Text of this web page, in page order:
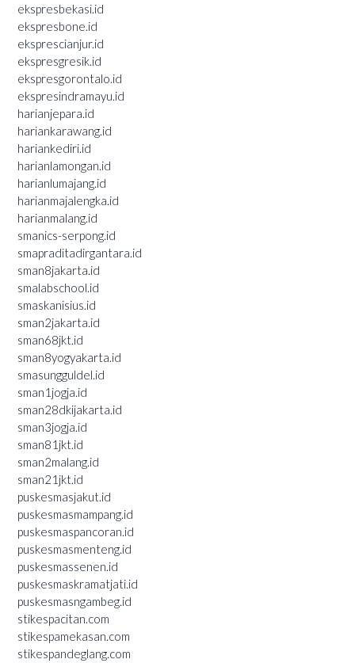
ekspresbekasi.id
ekspresbone.id
eksprescianjur.id
ekspresgresik.id
ekspresgorontalo.id
ekspresindramayu.id
harianjepara.id
hariankarawang.id
hariankediri.id
harianlamongan.id
harianlumajang.id
harianmajalengka.id
harianmalang.id
smanics-serpong.id
smapraditadirgantara.id
sman8jakarta.id
smalabschool.id
smaskanisius.id
sman2jakarta.id
sman68jkt.id
sman8yogyakarta.id
smasungguldel.id
sman1jogja.id
sman28dkijakarta.id
sman3jogja.id
sman81jkt.id
sman2malang.id
sman21jkt.id
puskesmasjakut.id
puskesmasmampang.id
puskesmaspancoran.id
puskesmasmenteng.id
puskesmassenen.id
puskesmaskramatjati.id
puskesmasngambeg.id
stikespacitan.com
stikespamekasan.com
stikespandeglang.com